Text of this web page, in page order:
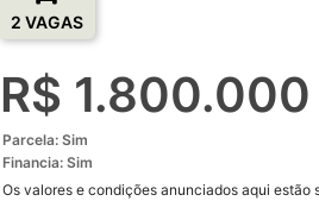
2 VAGAS
R$ 1.800.000
Parcela: Sim
Financia: Sim
Os valores e condições anunciados aqui estão